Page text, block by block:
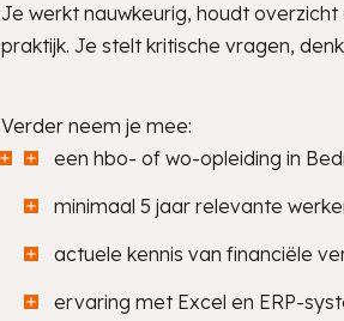
Je werkt nauwkeurig, houdt
praktijk. Je stelt kritische vragen,
Verder neem je mee:
een hbo- of wo-opleiding in
minimaal 5 jaar relevante
actuele kennis van financiële
ervaring met Excel en ERP-